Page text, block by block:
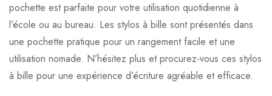
pochette est parfaite pour votre utilisation quotidienne à
l’école ou au bureau. Les stylos à bille sont présentés dans
une pochette pratique pour un rangement facile et une
utilisation nomade. N’hésitez plus et procurez-vous ces stylos
à bille pour une expérience d’écriture agréable et efficace.